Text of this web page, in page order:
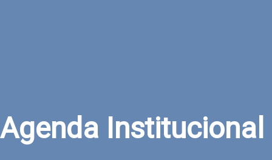
Agenda Institucional